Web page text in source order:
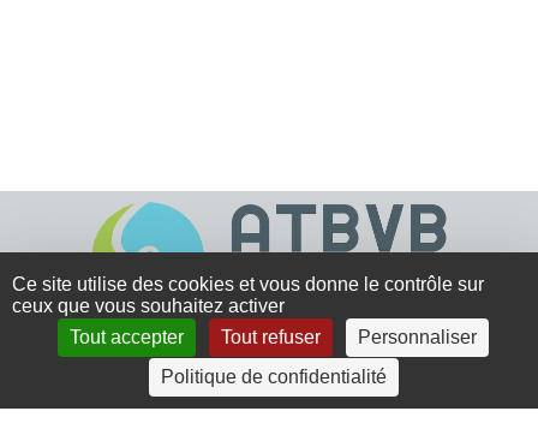
4 rue Crec’h-Ugen
22810 Belle Isle en Terre
Ce site utilise des cookies et vous donne le contrôle sur
ceux que vous souhaitez activer
Tout accepter
Tout refuser
Personnaliser
Politique de confidentialité